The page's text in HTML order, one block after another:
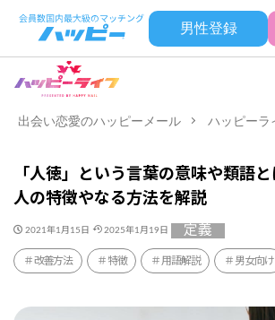
男性登録
出会い恋愛のハッピーメール ハッピーラ
「人徳」という言葉の意味や類語
人の特徴やなる方法を解説
2021年1月15日 2025年1月19日 定義
改善方法 特徴 用語解説 男女向け